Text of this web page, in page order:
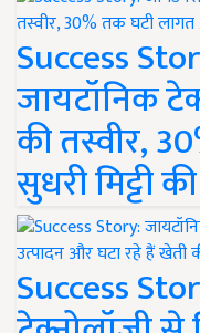
Success
जायटॉनिक
की तस्वीर,
सुधरी मिट्टी
Success